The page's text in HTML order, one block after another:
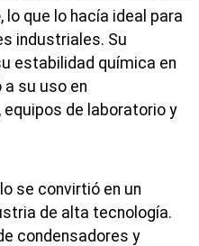
, lo que lo hacía ideal para
industriales. Su
estabilidad química en
su uso en
de laboratorio y
se convirtió en un
de alta tecnología.
condensadores y